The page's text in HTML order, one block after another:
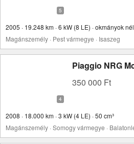
2005 · 19.248 km · 6 kW (8 LE) · okmányok
Magánszemély · Pest vármegye · Isaszeg
Piaggio NRG
350 000 Ft
2008 · 18.000 km · 3 kW (4 LE) · 50 cm³
Magánszemély · Somogy vármegye ·